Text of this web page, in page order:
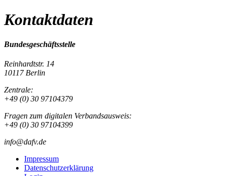
Kontaktdaten
Bundesgeschäftsstelle
Reinhardtstr. 14
10117 Berlin
Zentrale:
+49 (0) 30 97104379
Fragen zum digitalen Verbandsausweis:
+49 (0) 30 97104399
info@dafv.de
Impressum
Datenschutzerklärung